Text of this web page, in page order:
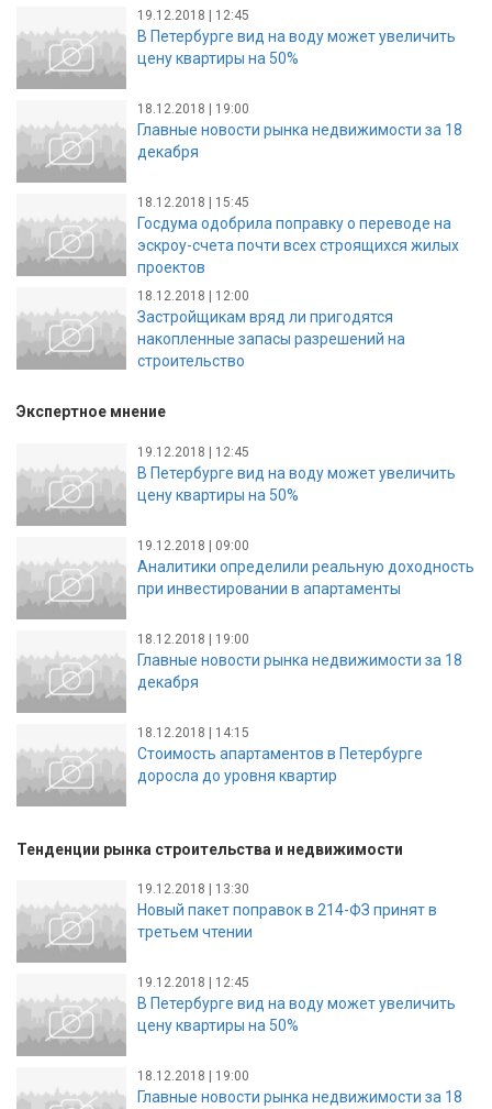
19.12.2018 | 12:45
В Петербурге вид на воду может увеличить
цену квартиры на 50%
18.12.2018 | 19:00
Главные новости рынка недвижимости за 18
декабря
18.12.2018 | 15:45
Госдума одобрила поправку о переводе на
эскроу-счета почти всех строящихся жилых
проектов
18.12.2018 | 12:00
Застройщикам вряд ли пригодятся
накопленные запасы разрешений на
строительство
Экспертное мнение
19.12.2018 | 12:45
В Петербурге вид на воду может увеличить
цену квартиры на 50%
19.12.2018 | 09:00
Аналитики определили реальную доходность
при инвестировании в апартаменты
18.12.2018 | 19:00
Главные новости рынка недвижимости за 18
декабря
18.12.2018 | 14:15
Стоимость апартаментов в Петербурге
доросла до уровня квартир
Тенденции рынка строительства и недвижимости
19.12.2018 | 13:30
Новый пакет поправок в 214-ФЗ принят в
третьем чтении
19.12.2018 | 12:45
В Петербурге вид на воду может увеличить
цену квартиры на 50%
18.12.2018 | 19:00
Главные новости рынка недвижимости за 18